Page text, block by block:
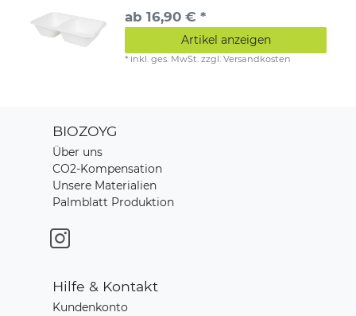
ab 16,90 € *
Artikel anzeigen
* inkl. ges. MwSt. zzgl.Versandkosten
BIOZOYG
Über uns
CO2-Kompensation
Unsere Materialien
Palmblatt Produktion
Hilfe & Kontakt
Kundenkonto